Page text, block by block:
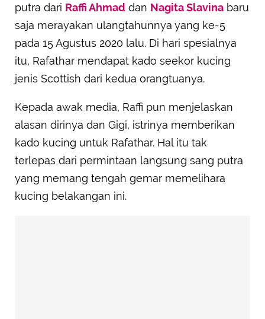
putra dari Raffi Ahmad dan Nagita Slavina baru
saja merayakan ulangtahunnya yang ke-5
pada 15 Agustus 2020 lalu. Di hari spesialnya
itu, Rafathar mendapat kado seekor kucing
jenis Scottish dari kedua orangtuanya.
Kepada awak media, Raffi pun menjelaskan
alasan dirinya dan Gigi, istrinya memberikan
kado kucing untuk Rafathar. Hal itu tak
terlepas dari permintaan langsung sang putra
yang memang tengah gemar memelihara
kucing belakangan ini.